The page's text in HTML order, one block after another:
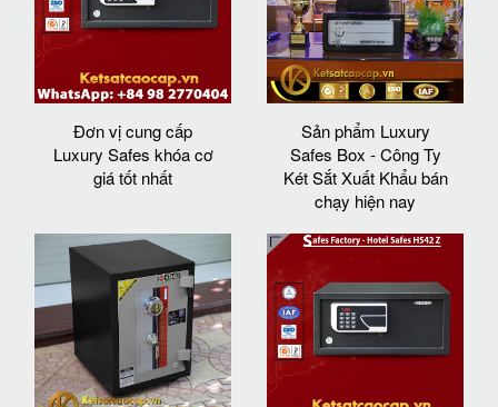
Đơn vị cung cấp
Luxury Safes khóa cơ
giá tốt nhất
Sản phẩm Luxury
Safes Box - Công Ty
Két Sắt Xuất Khẩu bán
chạy hiện nay